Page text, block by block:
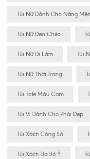
Túi Nữ Dành Cho Nàng
Túi Nữ Đeo Chéo
Túi Nữ Đi Làm Túi
Túi Nữ Thời Trang
Túi Tote Màu Cam
Túi Ví Dành Cho Phái Đẹp
Túi Xách Công Sở
Túi Xách Da Bò Ý